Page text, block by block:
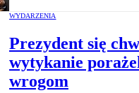
WYDARZENIA
Prezydent się
wytykanie
wrogom